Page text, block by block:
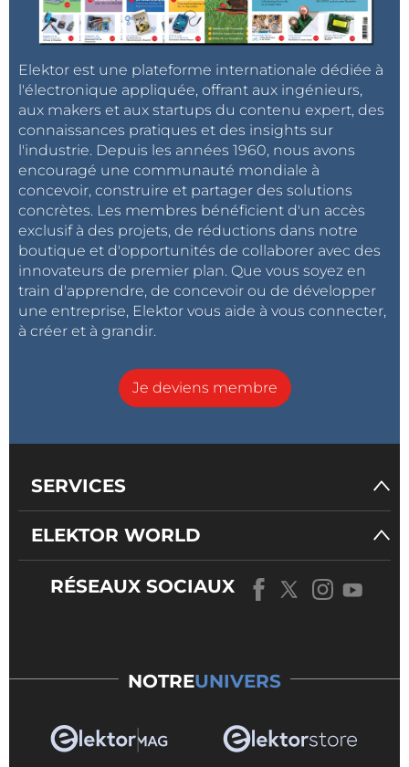
Elektor est une plateforme internationale dédiée à
l'électronique appliquée, offrant aux ingénieurs,
aux makers et aux startups du contenu expert, des
connaissances pratiques et des insights sur
l'industrie. Depuis les années 1960, nous avons
encouragé une communauté mondiale à
concevoir, construire et partager des solutions
concrètes. Les membres bénéficient d'un accès
exclusif à des projets, de réductions dans notre
boutique et d'opportunités de collaborer avec des
innovateurs de premier plan. Que vous soyez en
train d'apprendre, de concevoir ou de développer
une entreprise, Elektor vous aide à vous connecter,
à créer et à grandir.
Je deviens membre
SERVICES
ELEKTOR WORLD
RÉSEAUX SOCIAUX
NOTREUNIVERS